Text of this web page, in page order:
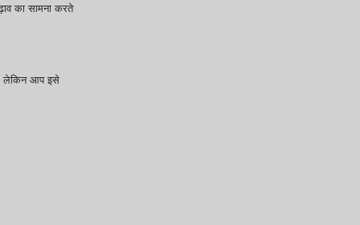
का सामना करते
लेकिन आप इसे